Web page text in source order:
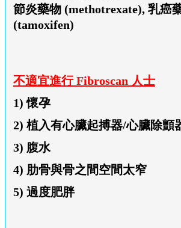
節炎藥物 (methotrexate), 乳癌
(tamoxifen)
不適宜進行 Fibroscan 人士
1) 懷孕
2) 植入有心臟起搏器/心臟除顫
3) 腹水
4) 肋骨與骨之間空間太窄
5) 過度肥胖